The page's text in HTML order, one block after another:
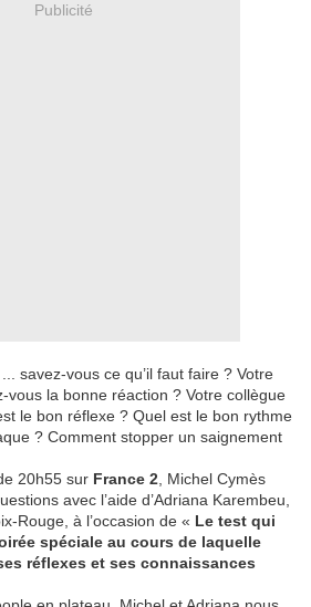
Publicité
savez-vous ce qu’il faut faire ? Votre
vous la bonne réaction ? Votre collègue
le bon réflexe ? Quel est le bon rythme
? Comment stopper un saignement
20h55 sur France 2 , Michel Cymès
avec l’aide d’Adriana Karembeu,
Rouge, à l’occasion de « Le test qui
spéciale au cours de laquelle
réflexes et ses connaissances